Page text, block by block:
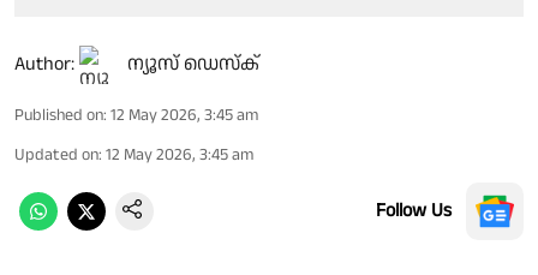
Author: ന്യൂസ് ഡെസ്ക്
Published on: 12 May 2026, 3:45 am
Updated on: 12 May 2026, 3:45 am
Follow Us